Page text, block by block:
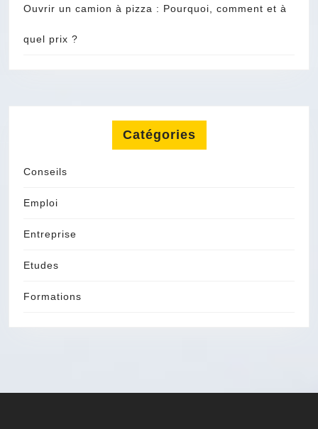
Ouvrir un camion à pizza : Pourquoi, comment et à
quel prix ?
Catégories
Conseils
Emploi
Entreprise
Etudes
Formations